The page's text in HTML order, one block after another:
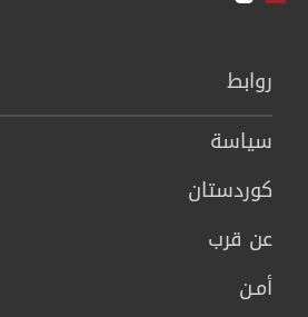
روابط
سیاسة
كوردستان
عن قرب
أمـن